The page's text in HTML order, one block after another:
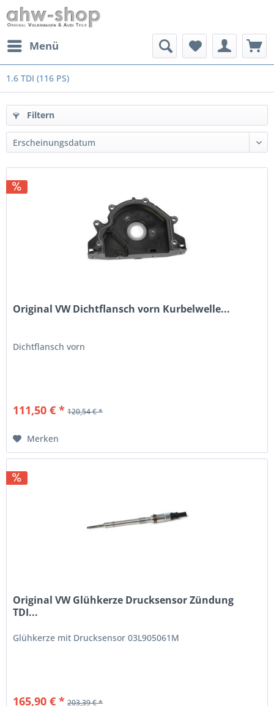
Menü
1.6 TDI (116 PS)
Filtern
Original VW Dichtflansch vorn Kurbelwelle...
Dichtflansch vorn
111,50 € * 120,54 € *
Merken
Original VW Glühkerze Drucksensor Zündung
TDI...
Glühkerze mit Drucksensor 03L905061M
165,90 € * 203,39 € *